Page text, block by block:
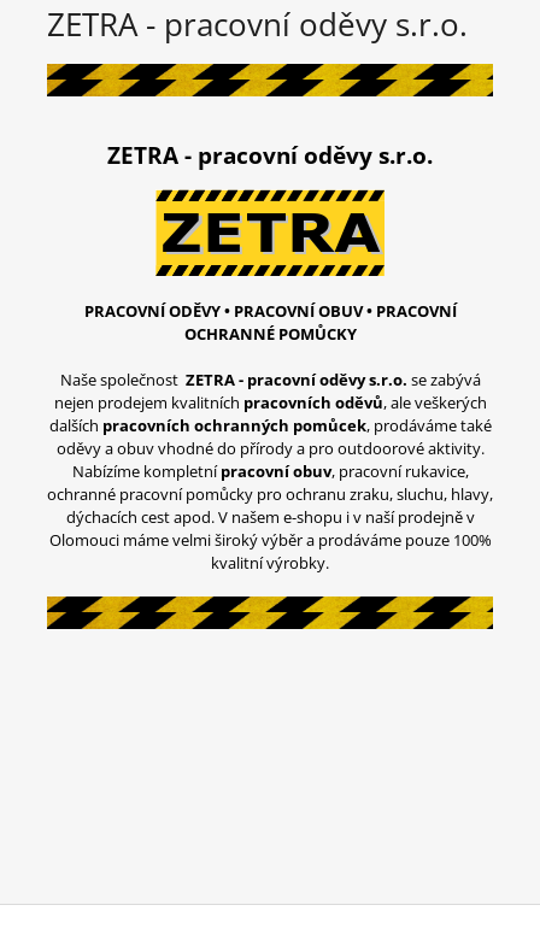
ZETRA - pracovní oděvy s.r.o.
ZETRA - pracovní oděvy s.r.o.
PRACOVNÍ ODĚVY • PRACOVNÍ OBUV • PRACOVNÍ
OCHRANNÉ POMŮCKY
Naše společnost ZETRA - pracovní oděvy s.r.o. se zabývá
nejen prodejem kvalitních pracovních oděvů, ale veškerých
dalších pracovních ochranných pomůcek, prodáváme také
oděvy a obuv vhodné do přírody a pro outdoorové aktivity.
Nabízíme kompletnípracovní obuv, pracovní rukavice,
ochranné pracovní pomůcky pro ochranu zraku, sluchu, hlavy,
dýchacích cest apod. V našem e-shopu i v naší prodejně v
Olomouci máme velmi široký výběr a prodáváme pouze 100%
kvalitní výrobky.